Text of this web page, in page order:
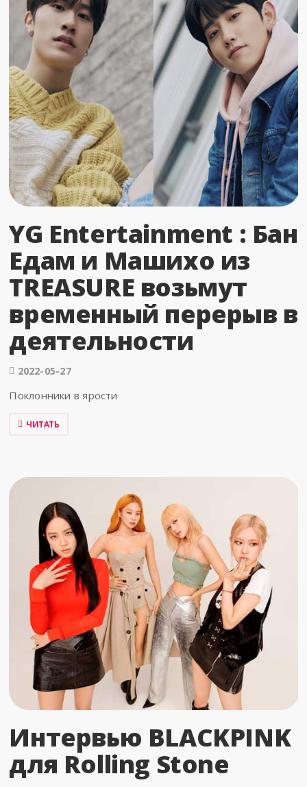
YG Entertainment : Бан
Едам и Машихо из
TREASURE возьмут
временный перерыв в
деятельности
2022-05-27
Поклонники в ярости
ЧИТАТЬ
Интервью BLACKPINK
для Rolling Stone